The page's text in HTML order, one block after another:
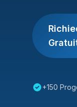
+150